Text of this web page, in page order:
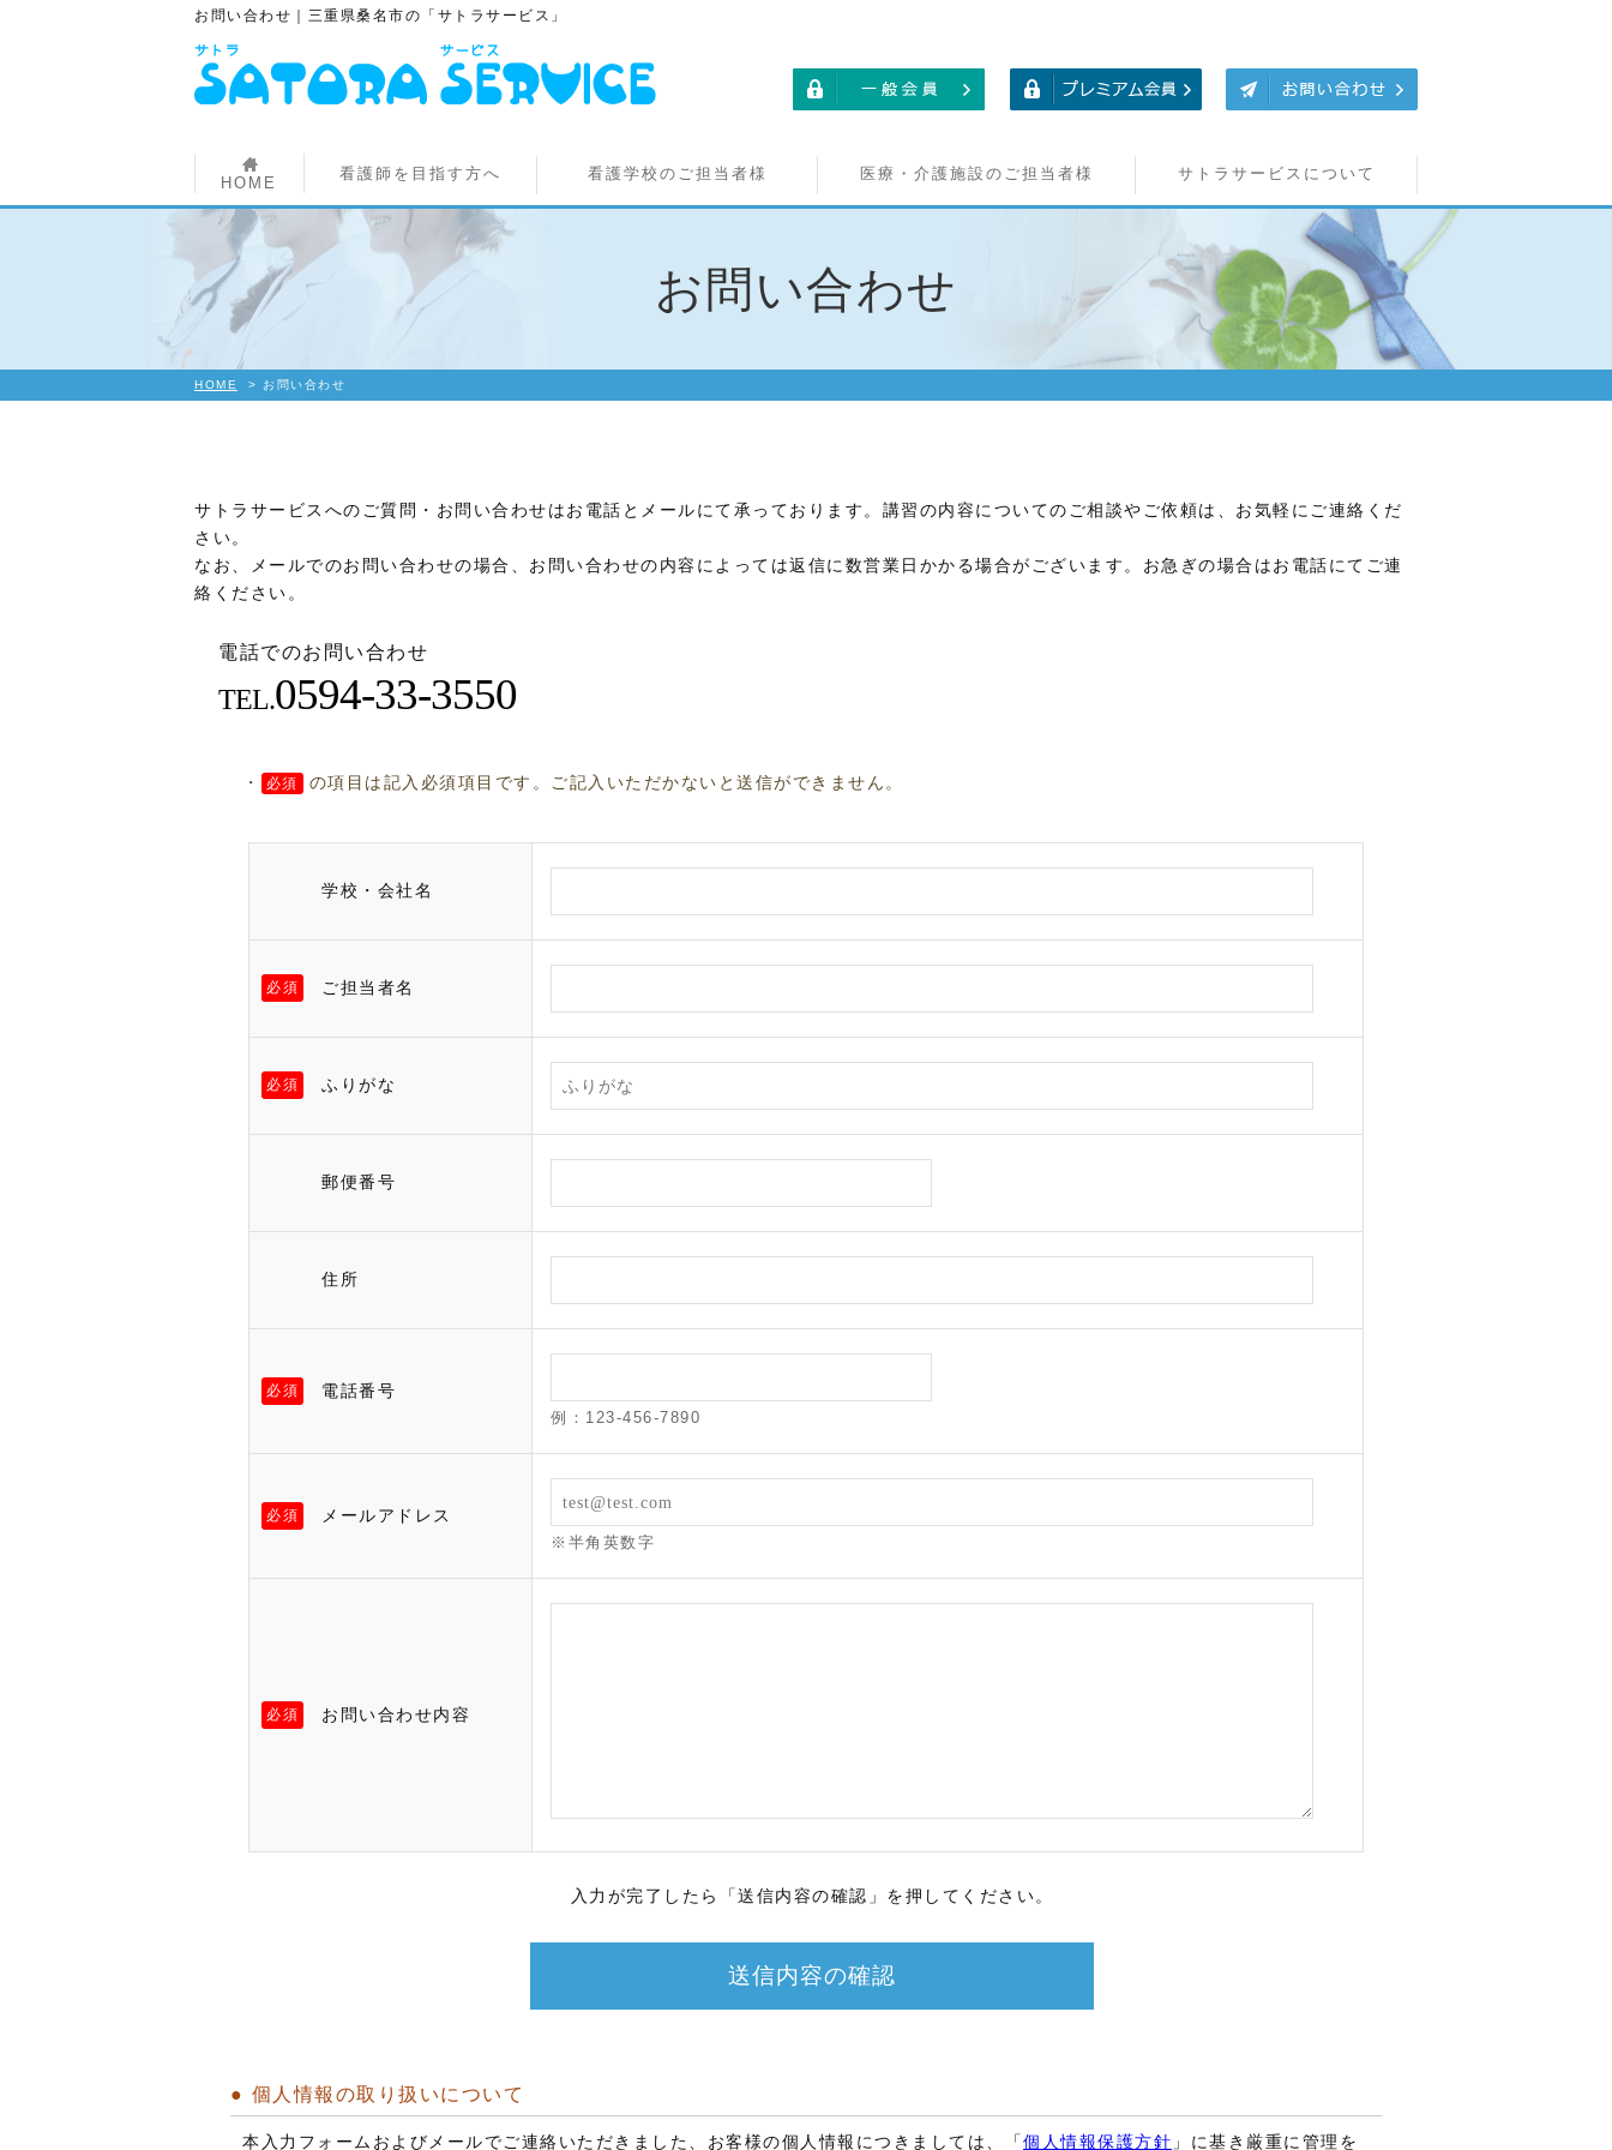
お問い合わせ｜三重県桑名市の「サトラサービス」
HOME
看護師を目指す方へ 看護学校のご担当者様 医療・介護施設のご担当者様 サトラサービスについて
お問い合わせ
HOME > お問い合わせ
サトラサービスへのご質問・お問い合わせはお電話とメールにて承っております。講習の内容についてのご相談やご依頼は、お気軽にご連絡くだ
さい。
なお、メールでのお問い合わせの場合、お問い合わせの内容によっては返信に数営業日かかる場合がございます。お急ぎの場合はお電話にてご連
絡ください。
電話でのお問い合わせ
TEL.0594-33-3550
・ 必須 の項目は記入必須項目です。ご記入いただかないと送信ができません。
学校・会社名
必須 ご担当者名
必須 ふりがな
郵便番号
住所
必須 電話番号
例：123-456-7890
必須 メールアドレス
※半角英数字
必須 お問い合わせ内容
入力が完了したら「送信内容の確認」を押してください。
送信内容の確認
個人情報の取り扱いについて
本入力フォームおよびメールでご連絡いただきました、お客様の個人情報につきましては、「個人情報保護方針 」に基き厳重に管理を